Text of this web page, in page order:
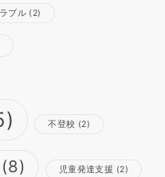
ブル (2)
不登校 (2)
(8) 児童発達支援 (2)